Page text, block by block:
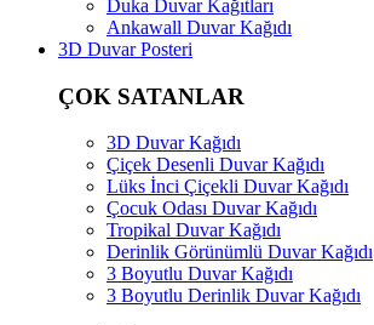
Duka Duvar Kağıtları
Ankawall Duvar Kağıdı
3D Duvar Posteri
ÇOK SATANLAR
3D Duvar Kağıdı
Çiçek Desenli Duvar Kağıdı
Lüks İnci Çiçekli Duvar Kağıdı
Çocuk Odası Duvar Kağıdı
Tropikal Duvar Kağıdı
Derinlik Görünümlü Duvar Kağıdı
3 Boyutlu Duvar Kağıdı
3 Boyutlu Derinlik Duvar Kağıdı